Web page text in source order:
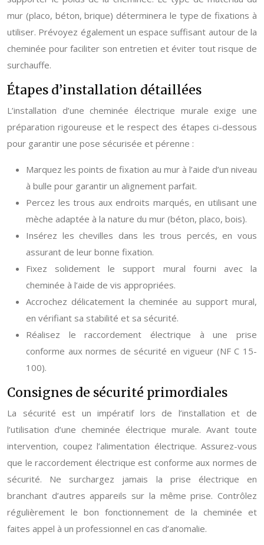
mur (placo, béton, brique) déterminera le type de fixations à
utiliser. Prévoyez également un espace suffisant autour de la
cheminée pour faciliter son entretien et éviter tout risque de
surchauffe.
Étapes d’installation détaillées
L’installation d’une cheminée électrique murale exige une
préparation rigoureuse et le respect des étapes ci-dessous
pour garantir une pose sécurisée et pérenne :
Marquez les points de fixation au mur à l’aide d’un niveau
à bulle pour garantir un alignement parfait.
Percez les trous aux endroits marqués, en utilisant une
mèche adaptée à la nature du mur (béton, placo, bois).
Insérez les chevilles dans les trous percés, en vous
assurant de leur bonne fixation.
Fixez solidement le support mural fourni avec la
cheminée à l’aide de vis appropriées.
Accrochez délicatement la cheminée au support mural,
en vérifiant sa stabilité et sa sécurité.
Réalisez le raccordement électrique à une prise
conforme aux normes de sécurité en vigueur (NF C 15-
100).
Consignes de sécurité primordiales
La sécurité est un impératif lors de l’installation et de
l’utilisation d’une cheminée électrique murale. Avant toute
intervention, coupez l’alimentation électrique. Assurez-vous
que le raccordement électrique est conforme aux normes de
sécurité. Ne surchargez jamais la prise électrique en
branchant d’autres appareils sur la même prise. Contrôlez
régulièrement le bon fonctionnement de la cheminée et
faites appel à un professionnel en cas d’anomalie.